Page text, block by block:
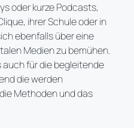
oder kurze Podcasts,
ihrer Schule oder in
ebenfalls über eine
Medien zu bemühen.
für die begleitende
die werden
Methoden und das